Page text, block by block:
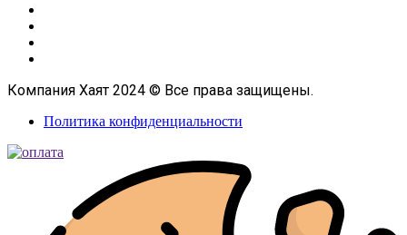
Компания Хаят 2024 © Все права защищены.
Политика конфиденциальности